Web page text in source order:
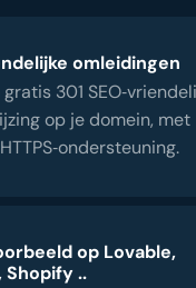
omleidingen
301
op je domein, met
op Lovable,
Shopify ..